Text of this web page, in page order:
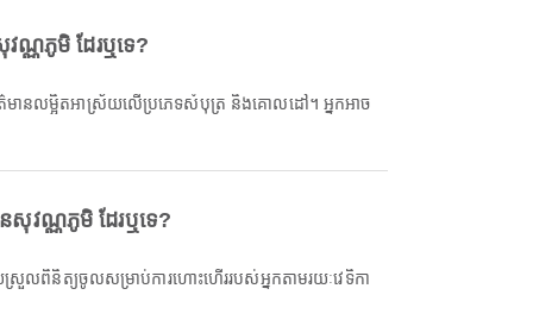
ណ្ណភូមិ ដែរឬទេ?
វណ្ណភូមិ ដែរឬទេ?